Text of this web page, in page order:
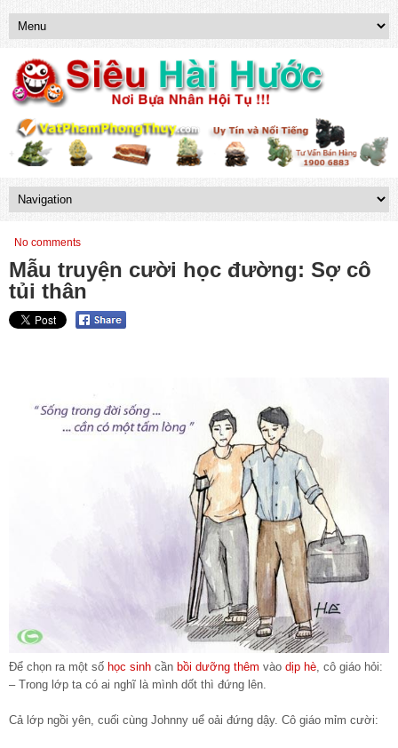
No comments
Mẫu truyện cười học đường: Sợ cô
tủi thân
Để chọn ra một số học sinh cần bồi dưỡng thêm vào dịp hè, cô giáo hỏi:
– Trong lớp ta có ai nghĩ là mình dốt thì đứng lên.
Cả lớp ngồi yên, cuối cùng Johnny uể oải đứng dậy. Cô giáo mỉm cười: